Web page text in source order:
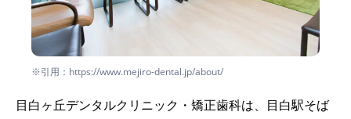
※引用：https://www.mejiro-dental.jp/about/
目白ヶ丘デンタルクリニック・矯正歯科は、目白駅そば